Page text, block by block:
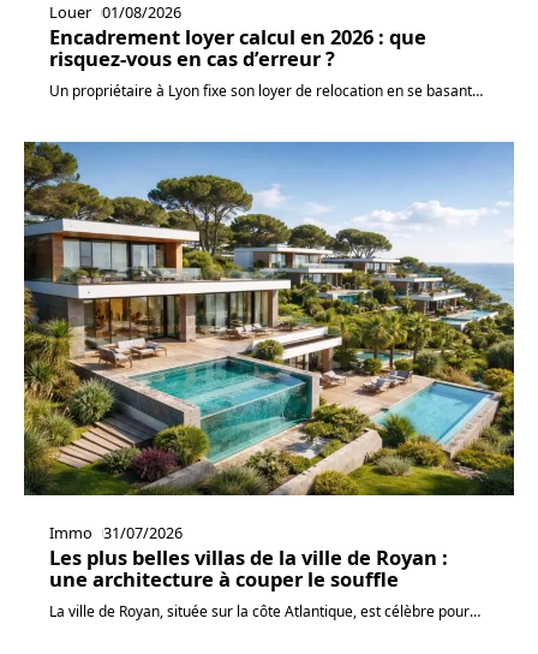
Louer 01/08/2026
Encadrement loyer calcul en 2026 : que
risquez-vous en cas d’erreur ?
Un propriétaire à Lyon fixe son loyer de relocation en se basant…
Immo 31/07/2026
Les plus belles villas de la ville de Royan :
une architecture à couper le souffle
La ville de Royan, située sur la côte Atlantique, est célèbre pour…